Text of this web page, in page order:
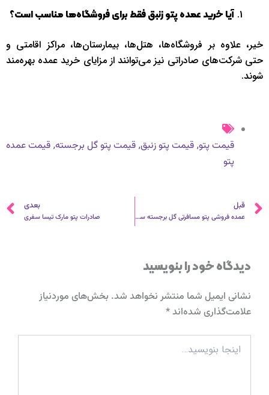
آیا خرید عمده پتو زنبق فقط برای فروشگاه‌ها مناسب است؟
خیر، علاوه بر فروشگاه‌ها، هتل‌ها، بیمارستان‌ها، مراکز اقامتی و
حتی شرکت‌های صادراتی نیز می‌توانند از مزایای خرید عمده بهره‌مند
شوند.
قیمت پتو, قیمت پتو زنبق, قیمت پتو گل برجسته, قیمت عمده
پتو
قبلی
قبل
عمده فروشی پتو مسافرتی گل برجسته سنس
بعدی
صادرات پتو مارک تیسا سفری
دیدگاه‌ خود را بنویسید
نشانی ایمیل شما منتشر نخواهد شد. بخش‌های موردنیاز
علامت‌گذاری شده‌اند*
بنویسید…